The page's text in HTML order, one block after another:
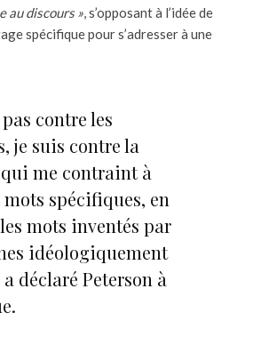
au discours » , s’opposant à l’idée de
spécifique pour s’adresser à une
contre les
je suis contre la
me contraint à
spécifiques, en
mots inventés par
idéologiquement
déclaré Peterson à